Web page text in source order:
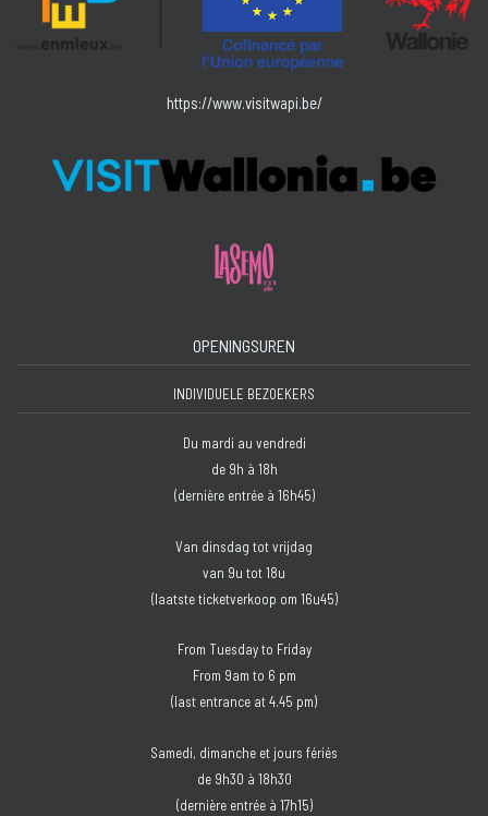
https://www.visitwapi.be/
OPENINGSUREN
INDIVIDUELE BEZOEKERS
Du mardi au vendredi
de 9h à 18h
(dernière entrée à 16h45)
Van dinsdag tot vrijdag
van 9u tot 18u
(laatste ticketverkoop om 16u45)
From Tuesday to Friday
From 9am to 6 pm
(last entrance at 4.45 pm)
Samedi, dimanche et jours fériés
de 9h30 à 18h30
(dernière entrée à 17h15)